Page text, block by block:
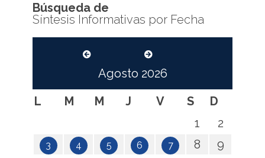
Búsqueda de
Síntesis Informativas por Fecha
Agosto 2026
L
M M J V S
D
1
2
3 4 5 6 7 8
9